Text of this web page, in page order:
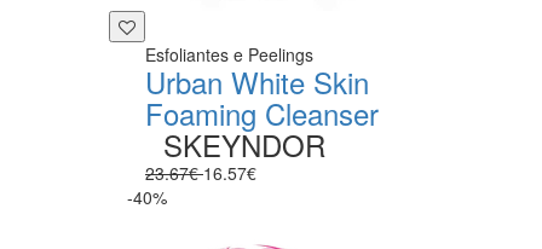
Esfoliantes e Peelings
Urban White Skin
Foaming Cleanser
SKEYNDOR
23.67€16.57€
-40%